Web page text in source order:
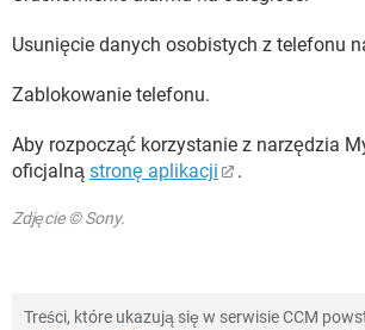
Usunięcie danych osobistych z telefonu
Zablokowanie telefonu.
Aby rozpocząć korzystanie z narzędzia
oficjalną stronę aplikacji .
Zdjęcie © Sony.
Treści, które ukazują się w serwisie CCM